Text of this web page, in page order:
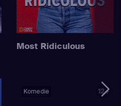
Most Ridiculous
Komedie 12+